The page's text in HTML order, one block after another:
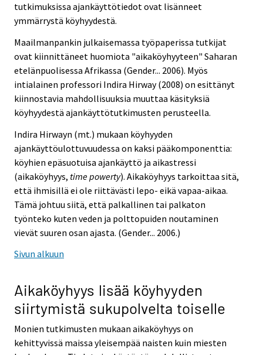
tutkimuksissa ajankäyttötiedot ovat lisänneet
ymmärrystä köyhyydestä.
Maailmanpankin julkaisemassa työpaperissa tutkijat
ovat kiinnittäneet huomiota "aikaköyhyyteen" Saharan
etelänpuolisessa Afrikassa (Gender... 2006). Myös
intialainen professori Indira Hirway (2008) on esittänyt
kiinnostavia mahdollisuuksia muuttaa käsityksiä
köyhyydestä ajankäyttötutkimusten perusteella.
Indira Hirwayn (mt.) mukaan köyhyyden
ajankäyttöulottuvuudessa on kaksi pääkomponenttia:
köyhien epäsuotuisa ajankäyttö ja aikastressi
(aikaköyhyys, time powerty). Aikaköyhyys tarkoittaa sitä,
että ihmisillä ei ole riittävästi lepo- eikä vapaa-aikaa.
Tämä johtuu siitä, että palkallinen tai palkaton
työnteko kuten veden ja polttopuiden noutaminen
vievät suuren osan ajasta. (Gender... 2006.)
Sivun alkuun
Aikaköyhyys lisää köyhyyden
siirtymistä sukupolvelta toiselle
Monien tutkimusten mukaan aikaköyhyys on
kehittyvissä maissa yleisempää naisten kuin miesten